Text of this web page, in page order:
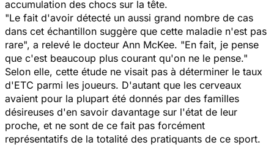
accumulation des chocs sur la tête.
"Le fait d'avoir détecté un aussi grand nombre de cas
dans cet échantillon suggère que cette maladie n'est pas
rare", a relevé le docteur Ann McKee. "En fait, je pense
que c'est beaucoup plus courant qu'on ne le pense."
Selon elle, cette étude ne visait pas à déterminer le taux
d'ETC parmi les joueurs. D'autant que les cerveaux
avaient pour la plupart été donnés par des familles
désireuses d'en savoir davantage sur l'état de leur
proche, et ne sont de ce fait pas forcément
représentatifs de la totalité des pratiquants de ce sport.